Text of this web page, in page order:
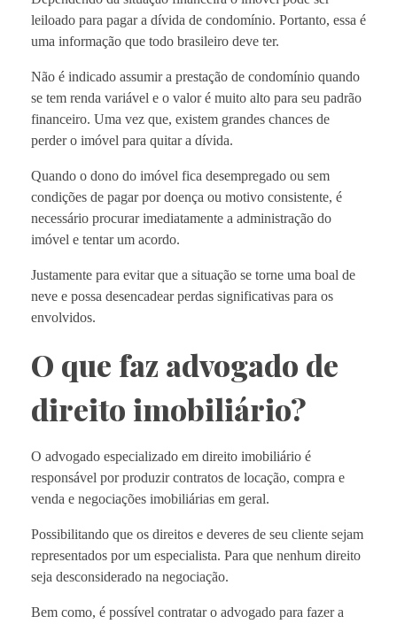
leiloado para pagar a dívida de condomínio. Portanto, essa é
uma informação que todo brasileiro deve ter.
Não é indicado assumir a prestação de condomínio quando
se tem renda variável e o valor é muito alto para seu padrão
financeiro. Uma vez que, existem grandes chances de
perder o imóvel para quitar a dívida.
Quando o dono do imóvel fica desempregado ou sem
condições de pagar por doença ou motivo consistente, é
necessário procurar imediatamente a administração do
imóvel e tentar um acordo.
Justamente para evitar que a situação se torne uma boal de
neve e possa desencadear perdas significativas para os
envolvidos.
O que faz advogado de
direito imobiliário?
O advogado especializado em direito imobiliário é
responsável por produzir contratos de locação, compra e
venda e negociações imobiliárias em geral.
Possibilitando que os direitos e deveres de seu cliente sejam
representados por um especialista. Para que nenhum direito
seja desconsiderado na negociação.
Bem como, é possível contratar o advogado para fazer a